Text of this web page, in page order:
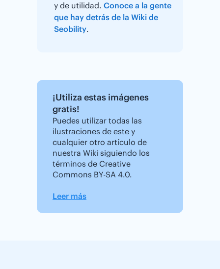
y de utilidad. Conoce a la gente
que hay detrás de la Wiki de
Seobility.
¡Utiliza estas imágenes
gratis!
Puedes utilizar todas las
ilustraciones de este y
cualquier otro artículo de
nuestra Wiki siguiendo los
términos de Creative
Commons BY-SA 4.0.
Leer más